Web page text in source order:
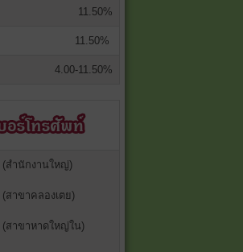
11.50%
11.50%
4.00-11.50%
(สำนักงานใหญ่)
(สาขาคลองเตย)
(สาขาหาดใหญ่ใน)